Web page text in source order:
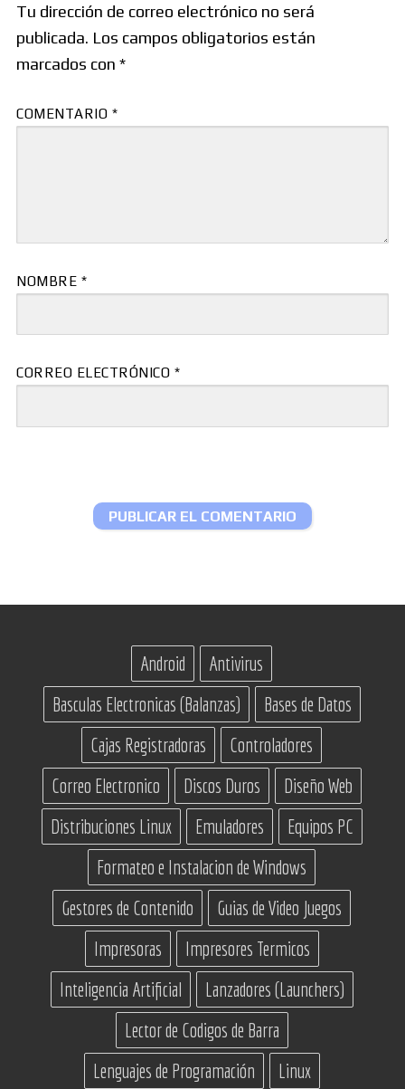
Tu dirección de correo electrónico no será
publicada. Los campos obligatorios están
marcados con *
COMENTARIO *
NOMBRE *
CORREO ELECTRÓNICO *
Android
Antivirus
Basculas Electronicas (Balanzas)
Bases de Datos
Cajas Registradoras
Controladores
Correo Electronico
Discos Duros
Diseño Web
Distribuciones Linux
Emuladores
Equipos PC
Formateo e Instalacion de Windows
Gestores de Contenido
Guias de Video Juegos
Impresoras
Impresores Termicos
Inteligencia Artificial
Lanzadores (Launchers)
Lector de Codigos de Barra
Lenguajes de Programación
Linux